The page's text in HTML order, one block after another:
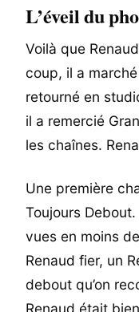
L’éveil du
Voilà que
coup, il a
retourné en
il a remercié
les chaînes.
Une première
Toujours
vues en moins
Renaud fier, un
debout qu’on
Renaud était bien